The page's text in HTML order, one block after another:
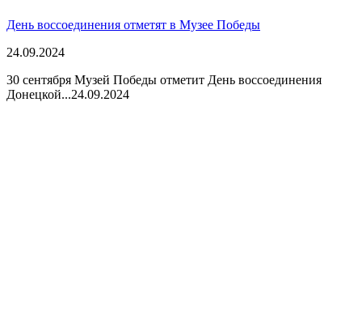
День воссоединения отметят в Музее Победы
24.09.2024
30 сентября Музей Победы отметит День воссоединения
Донецкой...24.09.2024